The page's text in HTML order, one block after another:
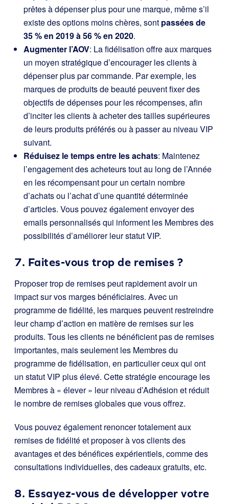
prêtes à dépenser plus pour une marque, même s’il
existe des options moins chères, sont passées de
35 % en 2019 à 56 % en 2020.
Augmenter l’AOV: La fidélisation offre aux marques
un moyen stratégique d’encourager les clients à
dépenser plus par commande. Par exemple, les
marques de produits de beauté peuvent fixer des
objectifs de dépenses pour les récompenses, afin
d’inciter les clients à acheter des tailles supérieures
de leurs produits préférés ou à passer au niveau VIP
suivant.
Réduisez le temps entre les achats: Maintenez
l’engagement des acheteurs tout au long de l’Année
en les récompensant pour un certain nombre
d’achats ou l’achat d’une quantité déterminée
d’articles. Vous pouvez également envoyer des
emails personnalisés qui informent les Membres des
possibilités d’améliorer leur statut VIP.
7. Faites-vous trop de remises ?
Proposer trop de remises peut rapidement avoir un
impact sur vos marges bénéficiaires. Avec un
programme de fidélité, les marques peuvent restreindre
leur champ d’action en matière de remises sur les
produits. Tous les clients ne bénéficient pas de remises
importantes, mais seulement les Membres du
programme de fidélisation, en particulier ceux qui ont
un statut VIP plus élevé. Cette stratégie encourage les
Membres à « élever » leur niveau d’Adhésion et réduit
le nombre de remises globales que vous offrez.
Vous pouvez également renoncer totalement aux
remises de fidélité et proposer à vos clients des
avantages et des bénéfices expérientiels, comme des
consultations individuelles, des cadeaux gratuits, etc.
8. Essayez-vous de développer votre